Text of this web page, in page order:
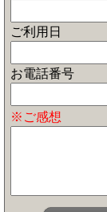
ご利用日
お電話番号
※ご感想